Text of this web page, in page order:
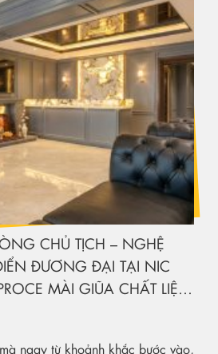
CHỦ TỊCH – NGHỆ
ĐƯƠNG ĐẠI TẠI NIC
MÀI GIŨA CHẤT LIỆU
GIAN HẠNG SANG
ngay từ khoảnh khắc bước vào,